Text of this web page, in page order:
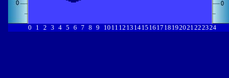
0 1 2 3 4 5 6 7 8 9 10 11 12 13 1415 16 17 18 192021222324